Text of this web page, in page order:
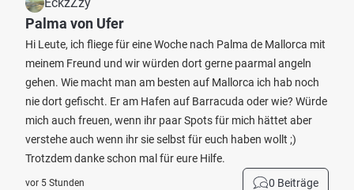
Palma von Ufer
Hi Leute, ich fliege für eine Woche nach Palma de Mallorca mit
meinem Freund und wir würden dort gerne paarmal angeln
gehen. Wie macht man am besten auf Mallorca ich hab noch
nie dort gefischt. Er am Hafen auf Barracuda oder wie? Würde
mich auch freuen, wenn ihr paar Spots für mich hättet aber
verstehe auch wenn ihr sie selbst für euch haben wollt ;)
Trotzdem danke schon mal für eure Hilfe.
vor 5 Stunden 0 Beiträge